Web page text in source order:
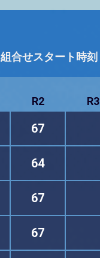
組合せスタート時刻
R2 R3
67
64
67
67